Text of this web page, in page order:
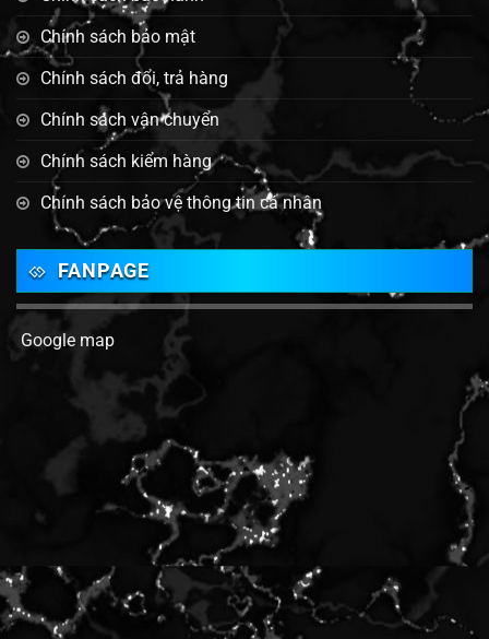
Chính sách bảo mật
Chính sách đổi, trả hàng
Chính sách vận chuyển
Chính sách kiểm hàng
Chính sách bảo vệ thông tin cá nhân
FANPAGE
Google map